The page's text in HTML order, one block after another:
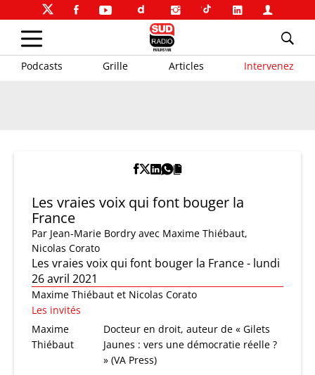
Podcasts Grille Articles Intervenez
Les vraies voix qui font bouger la
France
Par Jean-Marie Bordry avec Maxime Thiébaut,
Nicolas Corato
Les vraies voix qui font bouger la France - lundi
26 avril 2021
Maxime Thiébaut et Nicolas Corato
Les invités
Maxime
Thiébaut
Docteur en droit, auteur de « Gilets
Jaunes : vers une démocratie réelle ?
» (VA Press)